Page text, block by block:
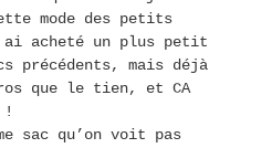
mode des petits
ai acheté un plus petit
précédents, mais déjà
que le tien, et CA
!
sac qu’on voit pas